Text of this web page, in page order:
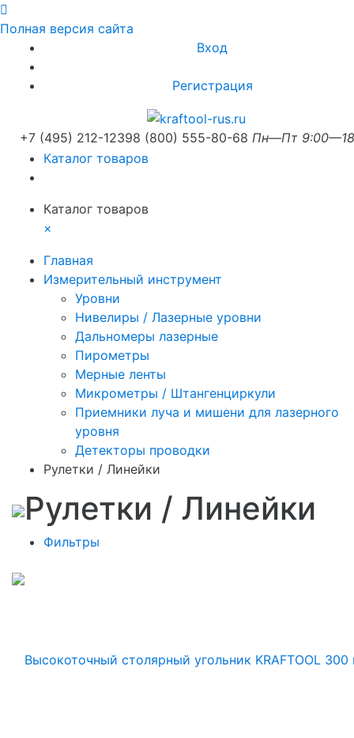
Полная версия сайта
Вход
Регистрация
+7 (495) 212-12398 (800) 555-80-68 Пн—Пт
Каталог товаров
Каталог товаров
×
Главная
Измерительный инструмент
Уровни
Нивелиры / Лазерные уровни
Дальномеры лазерные
Пирометры
Мерные ленты
Микрометры / Штангенциркули
Приемники луча и мишени для лазерного
уровня
Детекторы проводки
Рулетки / Линейки
Рулетки / Линейки
Фильтры